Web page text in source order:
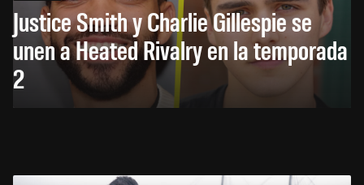
Justice Smith y Charlie Gillespie se
unen a Heated Rivalry en la temporada
2